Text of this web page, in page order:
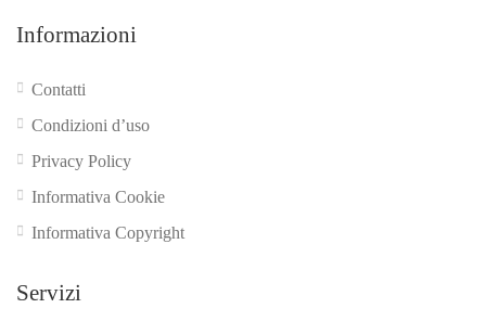
Informazioni
Contatti
Condizioni d’uso
Privacy Policy
Informativa Cookie
Informativa Copyright
Servizi